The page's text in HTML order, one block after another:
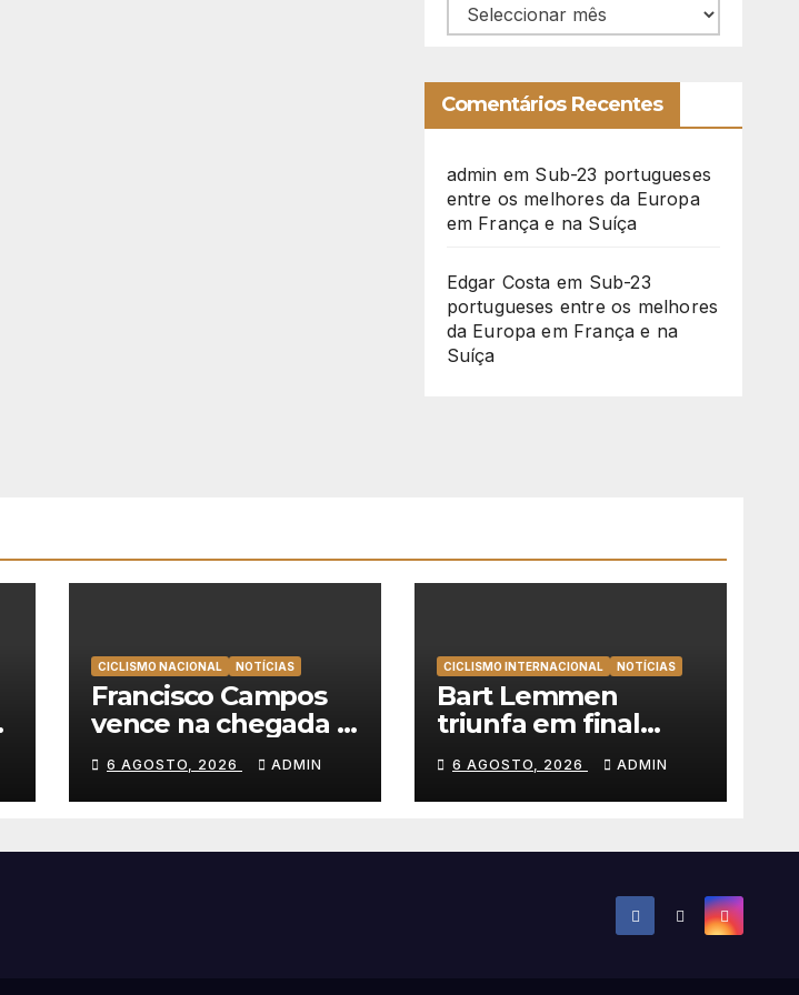
Arquivo
Comentários Recentes
admin em Sub-23 portugueses
entre os melhores da Europa
em França e na Suíça
Edgar Costa em Sub-23
portugueses entre os melhores
da Europa em França e na
Suíça
CICLISMO NACIONAL NOTÍCIAS
Francisco Campos
vence na chegada a
Sintra, Rui Oliveira
veste de amarelo na
Volta a Portugal
6 AGOSTO, 2026 ADMIN
CICLISMO INTERNACIONAL NOTÍCIAS
Bart Lemmen
triunfa em final
emocionante e
alcança a primeira
vitória da carreira na
6 AGOSTO, 2026 ADMIN